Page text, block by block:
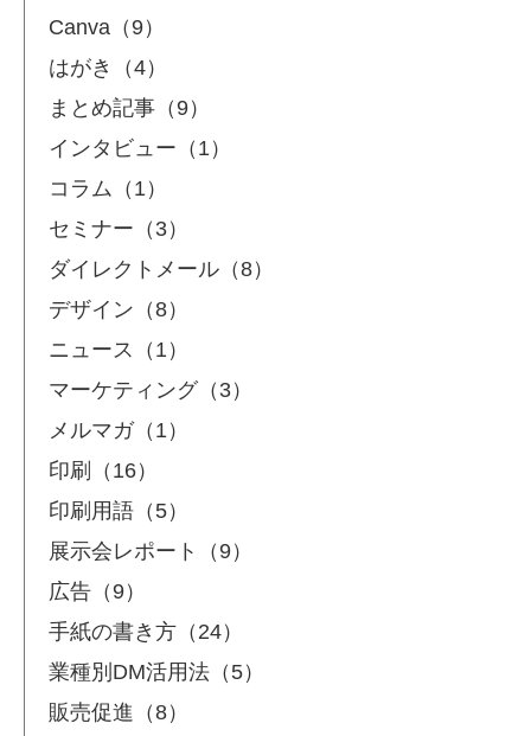
Canva（9）
はがき（4）
まとめ記事（9）
インタビュー（1）
コラム（1）
セミナー（3）
ダイレクトメール（8）
デザイン（8）
ニュース（1）
マーケティング（3）
メルマガ（1）
印刷（16）
印刷用語（5）
展示会レポート（9）
広告（9）
手紙の書き方（24）
業種別DM活用法（5）
販売促進（8）